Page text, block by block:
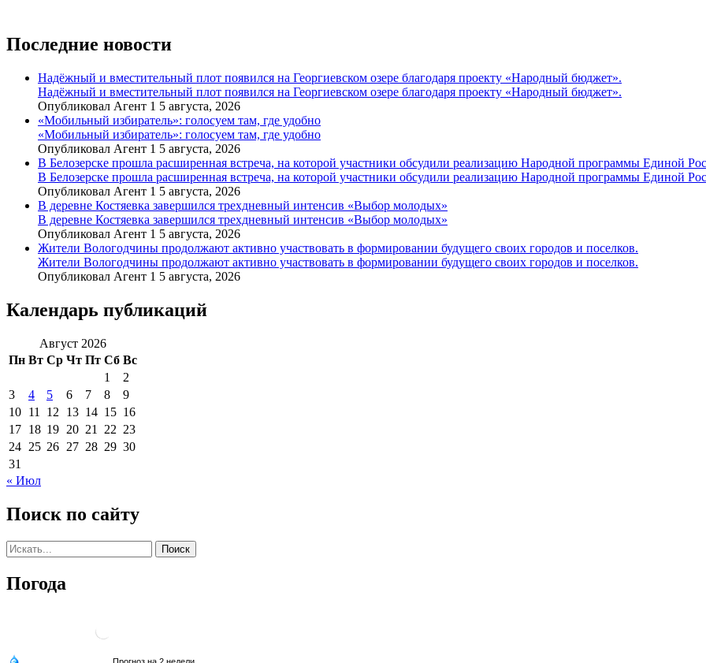
Последние новости
Надёжный и вместительный плот появился на Георгиевском озере благодаря проекту «Народный бюджет».
Надёжный и вместительный плот появился на Георгиевском озере благодаря проекту «Народный бюджет».
Опубликовал Агент 1 5 августа, 2026
«Мобильный избиратель»: голосуем там, где удобно
«Мобильный избиратель»: голосуем там, где удобно
Опубликовал Агент 1 5 августа, 2026
В Белозерске прошла расширенная встреча, на которой участники обсудили реализацию Народной программы Единой
В Белозерске прошла расширенная встреча, на которой участники обсудили реализацию Народной программы Единой
Опубликовал Агент 1 5 августа, 2026
В деревне Костяевка завершился трехдневный интенсив «Выбор молодых»
В деревне Костяевка завершился трехдневный интенсив «Выбор молодых»
Опубликовал Агент 1 5 августа, 2026
Жители Вологодчины продолжают активно участвовать в формировании будущего своих городов и поселков.
Жители Вологодчины продолжают активно участвовать в формировании будущего своих городов и поселков.
Опубликовал Агент 1 5 августа, 2026
Календарь публикаций
Август 2026
Пн Вт Ср Чт Пт Сб Вс
1
2
3
4 5 6 7 8
9
10 11 12 13 14 15 16
17 18 19 20 21 22 23
24 25 26 27 28 29 30
31
« Июл
Поиск по сайту
Погода